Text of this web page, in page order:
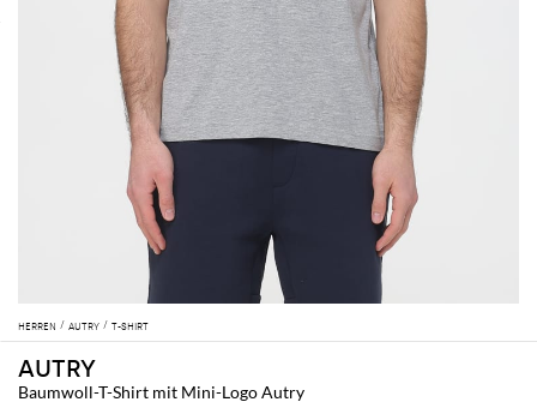
HERREN AUTRY T-SHIRT
AUTRY
Baumwoll-T-Shirt mit Mini-Logo Autry